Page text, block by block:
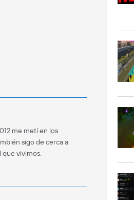
me metí en los
sigo de cerca a
vivimos.